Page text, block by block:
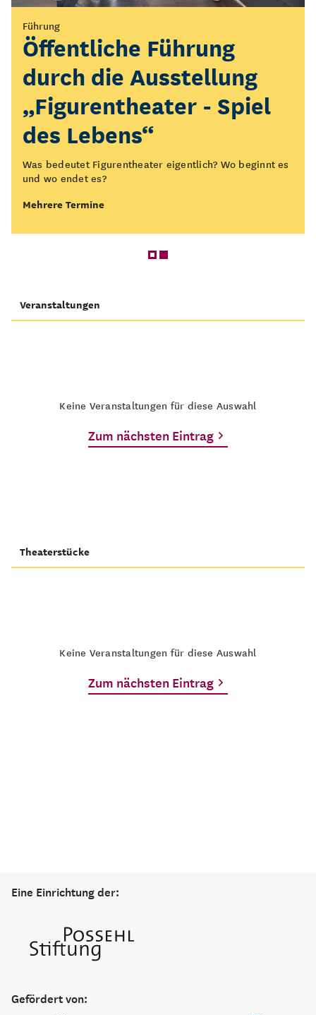
Vermittlung
KOLK*Laberfeuer
Setzt euch mit uns ans KOLK*Laberfeuer!
Mehrere Termine
Führung
Öffentliche Führung
durch die Ausstellung
„Figurentheater - Spiel
des Lebens“
Was bedeutet Figurentheater eigentlich? Wo beginnt es
und wo endet es?
Mehrere Termine
Veranstaltungen
Keine Veranstaltungen für diese Auswahl
Zum nächsten Eintrag
Theaterstücke
Keine Veranstaltungen für diese Auswahl
Zum nächsten Eintrag
Eine Einrichtung der:
Gefördert von: